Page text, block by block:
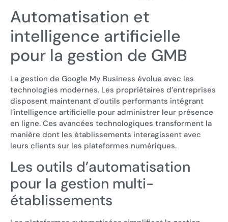
Automatisation et
intelligence artificielle
pour la gestion de GMB
La gestion de Google My Business évolue avec les
technologies modernes. Les propriétaires d’entreprises
disposent maintenant d’outils performants intégrant
l’intelligence artificielle pour administrer leur présence
en ligne. Ces avancées technologiques transforment la
manière dont les établissements interagissent avec
leurs clients sur les plateformes numériques.
Les outils d’automatisation
pour la gestion multi-
établissements